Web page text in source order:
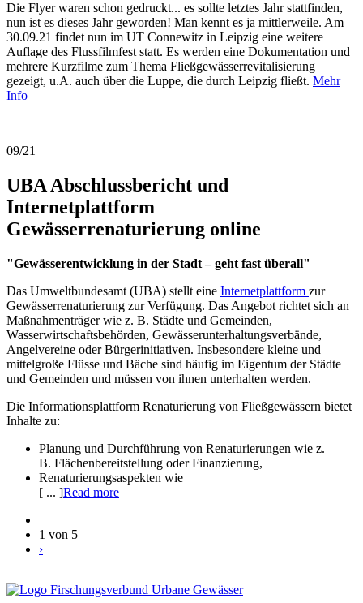
Die Flyer waren schon gedruckt... es sollte letztes Jahr stattfinden,
nun ist es dieses Jahr geworden! Man kennt es ja mittlerweile. Am
30.09.21 findet nun im UT Connewitz in Leipzig eine weitere
Auflage des Flussfilmfest statt. Es werden eine Dokumentation und
mehrere Kurzfilme zum Thema Fließgewässerrevitalisierung
gezeigt, u.A. auch über die Luppe, die durch Leipzig fließt. Mehr
Info
09/21
UBA Abschlussbericht und
Internetplattform
Gewässerrenaturierung online
"Gewässerentwicklung in der Stadt – geht fast überall"
Das Umweltbundesamt (UBA) stellt eine Internetplattform zur
Gewässerrenaturierung zur Verfügung. Das Angebot richtet sich an
Maßnahmenträger wie z. B. Städte und Gemeinden,
Wasserwirtschaftsbehörden, Gewässerunterhaltungsverbände,
Angelvereine oder Bürgerinitiativen. Insbesondere kleine und
mittelgroße Flüsse und Bäche sind häufig im Eigentum der Städte
und Gemeinden und müssen von ihnen unterhalten werden.
Die Informationsplattform Renaturierung von Fließgewässern bietet
Inhalte zu:
Planung und Durchführung von Renaturierungen wie z.
B. Flächenbereitstellung oder Finanzierung,
Renaturierungsaspekten wie
[ ... ]Read more
1 von 5
›